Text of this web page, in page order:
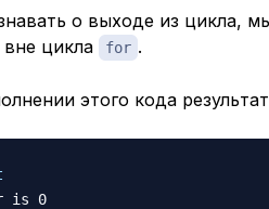
о выходе из цикла,
вне цикла for .
этого кода
is 0